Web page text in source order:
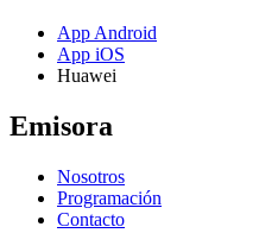
App Android
App iOS
Huawei
Emisora
Nosotros
Programación
Contacto